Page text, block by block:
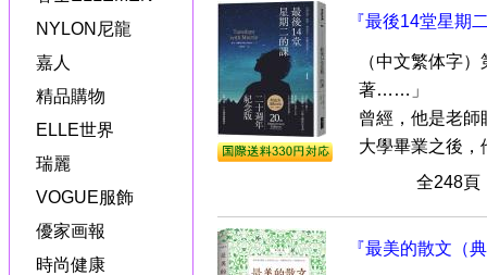
NYLON尼龍
嘉人
精品購物
ELLE世界
瑞麗
VOGUE服飾
優家画報
時尚健康
『最後14堂星期
（中文繁体字
著……」
曾經，他是老師
大學畢業之後，
全248
『最美的散文（